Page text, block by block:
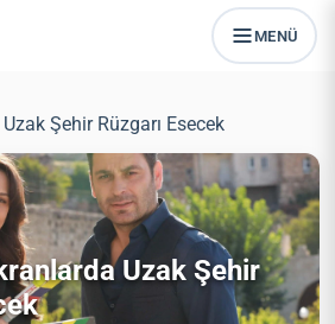
MENÜ
Şehir Rüzgarı Esecek
Uzak Şehir